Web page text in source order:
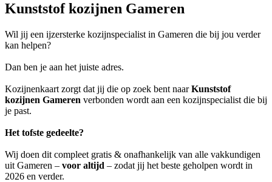
Kunststof kozijnen Gameren
Wil jij een ijzersterke kozijnspecialist in Gameren die bij jou verder
kan helpen?
Dan ben je aan het juiste adres.
Kozijnenkaart zorgt dat jij die op zoek bent naarKunststof
kozijnen Gameren verbonden wordt aan een kozijnspecialist die bij
je past.
Het tofste gedeelte?
Wij doen dit compleet gratis & onafhankelijk van alle vakkundigen
uit Gameren – voor altijd – zodat jij het beste geholpen wordt in
2026 en verder.